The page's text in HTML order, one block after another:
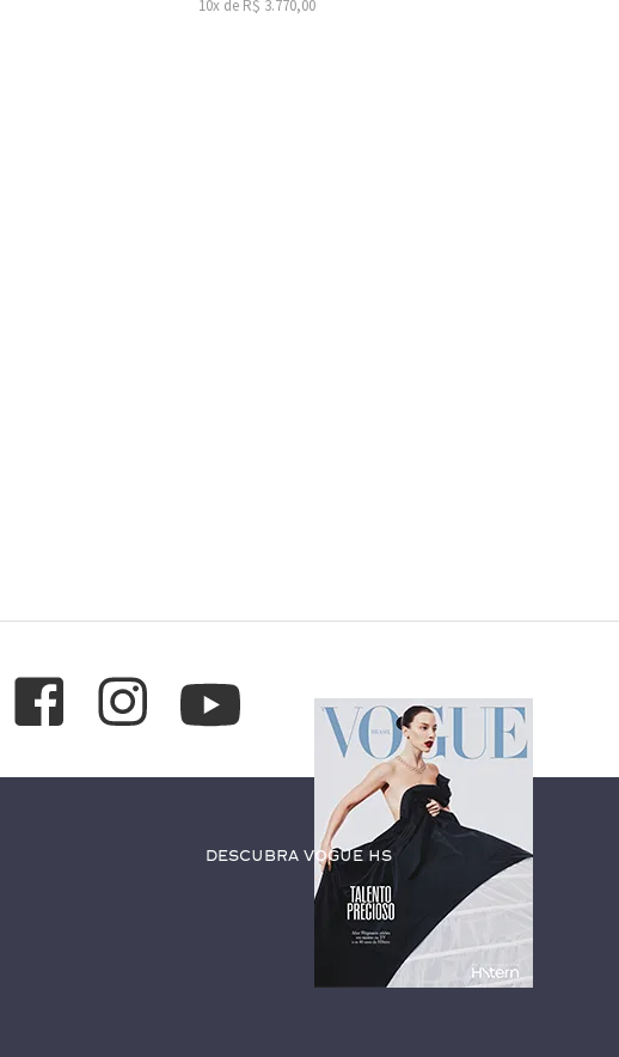
10x de R$ 3.770,00
Descubra Vogue HS